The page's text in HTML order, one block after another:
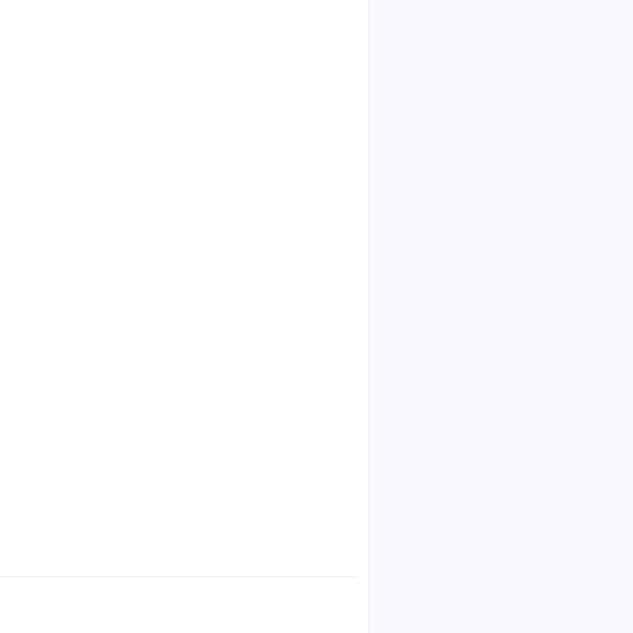
Garten gelangt, steht
zwei Schrankräumen,
Waschtischen sowie
m² großes Zimmer
sehr gut als
diesem Stockwerk.
bietet jedoch
Nutzung.
und in einen
mit Außenjalousien
einer
Sicherheit im und um
nicht nur für gesellige
in der kalten Jahreszeit.
des Gartenhauses